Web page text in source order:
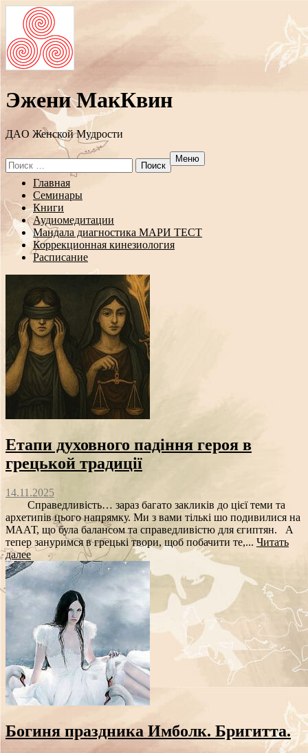
Эжени МакКвин
ДAO Женской Мудрости
Search
for:
Меню
Перейти
содержанию
Главная
Семинары
Книги
Аудиомедитации
Мандала диагностика МАРИ ТЕСТ
Коррекционная кинезиология
Расписание
Етапи духовного падіння героя в
грецькой традиції
14.11.2025
Справедливість… зараз багато закликів до цієї теми та
архетипів цього напрямку. Ми з вами тількі шо подивилися на
МААТ, що була балансом та справедливістю для єгиптян. А
тепер зануримся в грецькі твори, щоб побачити те,... Читать
далее
Богиня праздника Имболк. Бригитта.